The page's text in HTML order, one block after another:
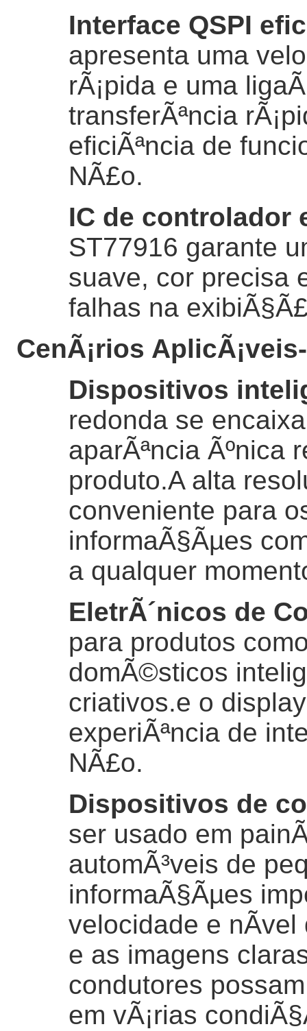
Interface QSPI
apresenta uma
rÃ¡pida e uma
transferÃªncia
eficiÃªncia de
NÃ£o.
IC de controlador
ST77916 garante
suave, cor precisa
falhas na
CenÃ¡rios AplicÃ¡veis
Dispositivos
redonda se
aparÃªncia Ãºnica
produto.A alta
conveniente para
informaÃ§Ãµes
a qualquer
EletrÃ´nicos de
para produtos
domÃ©sticos
criativos.e o
experiÃªncia de
NÃ£o.
Dispositivos de
ser usado em
automÃ³veis de
informaÃ§Ãµes
velocidade e
e as imagens
condutores
em vÃ¡rias